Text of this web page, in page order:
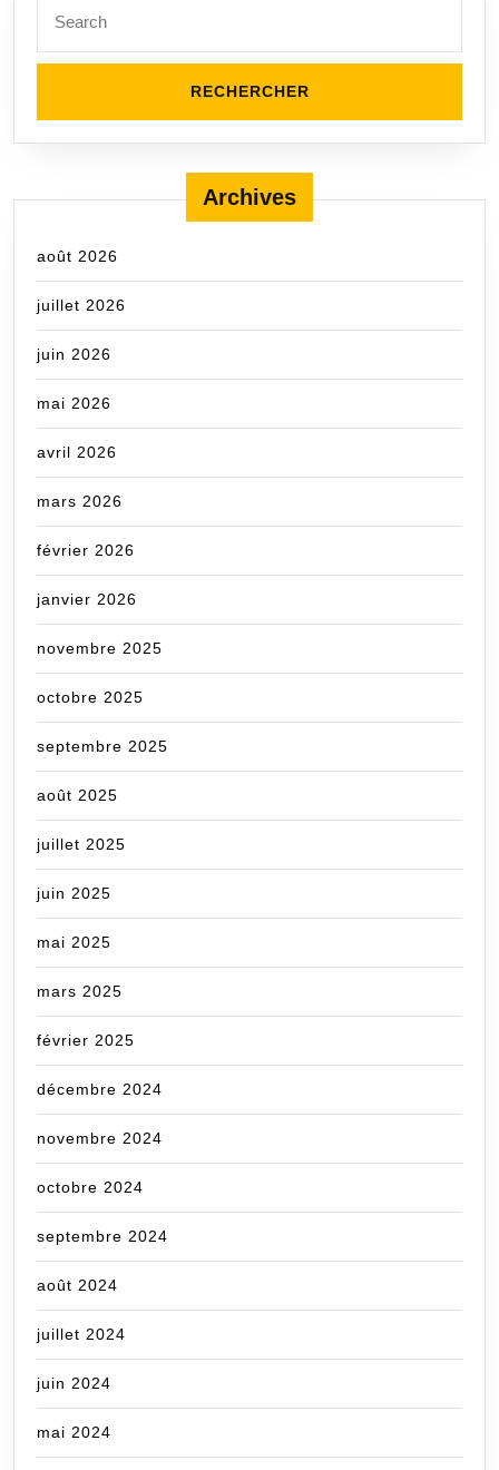
for:
Archives
août 2026
juillet 2026
juin 2026
mai 2026
avril 2026
mars 2026
février 2026
janvier 2026
novembre 2025
octobre 2025
septembre 2025
août 2025
juillet 2025
juin 2025
mai 2025
mars 2025
février 2025
décembre 2024
novembre 2024
octobre 2024
septembre 2024
août 2024
juillet 2024
juin 2024
mai 2024